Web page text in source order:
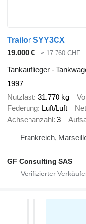
Trailor SYY3CX
19.000 €
≈ 17.760 CHF
Tankauflieger -
1997
Nutzlast 31.770 kg
Federung Luft/Luft
Achsenanzahl 3
Frankreich,
GF Consulting SAS